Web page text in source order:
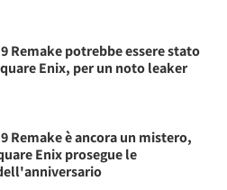
Remake potrebbe essere stato
Enix, per un noto leaker
Remake è ancora un mistero,
Enix prosegue le